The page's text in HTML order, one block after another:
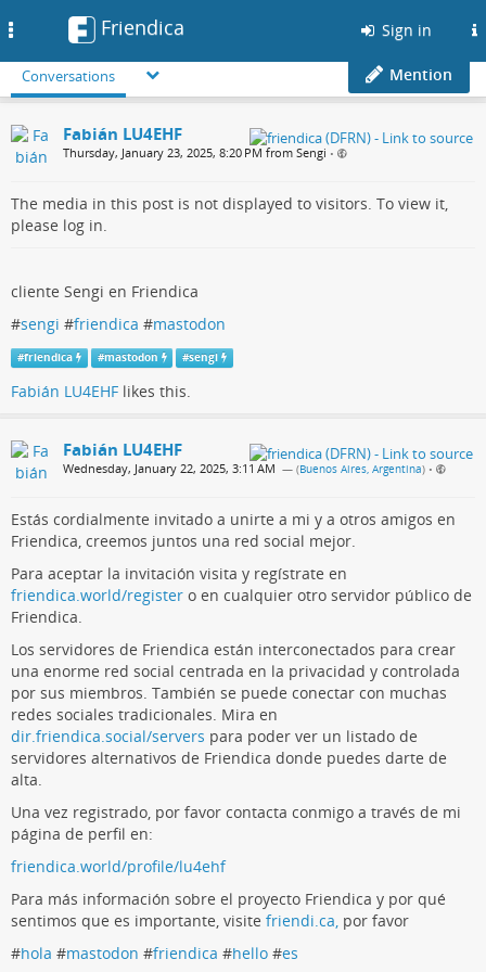
Friendica Sign in
Conversations Mention
Fabián LU4EHF
Thursday, January 23, 2025, 8:20 PM from Sengi •
The media in this post is not displayed to visitors. To view it,
please log in.
cliente Sengi en Friendica
#sengi #friendica #mastodon
#friendica #mastodon #sengi
Fabián LU4EHF likes this.
Fabián LU4EHF
Wednesday, January 22, 2025, 3:11 AM — (Buenos Aires, Argentina) •
Estás cordialmente invitado a unirte a mi y a otros amigos en
Friendica, creemos juntos una red social mejor.
Para aceptar la invitación visita y regístrate en
friendica.world/register o en cualquier otro servidor público de
Friendica.
Los servidores de Friendica están interconectados para crear
una enorme red social centrada en la privacidad y controlada
por sus miembros. También se puede conectar con muchas
redes sociales tradicionales. Mira en
dir.friendica.social/servers para poder ver un listado de
servidores alternativos de Friendica donde puedes darte de
alta.
Una vez registrado, por favor contacta conmigo a través de mi
página de perfil en:
friendica.world/profile/lu4ehf
Para más información sobre el proyecto Friendica y por qué
sentimos que es importante, visite friendi.ca, por favor
#hola #mastodon #friendica #hello #es